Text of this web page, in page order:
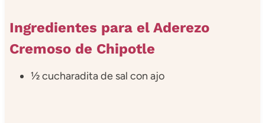
Ingredientes para el Aderezo
Cremoso de Chipotle
½ cucharadita de sal con ajo